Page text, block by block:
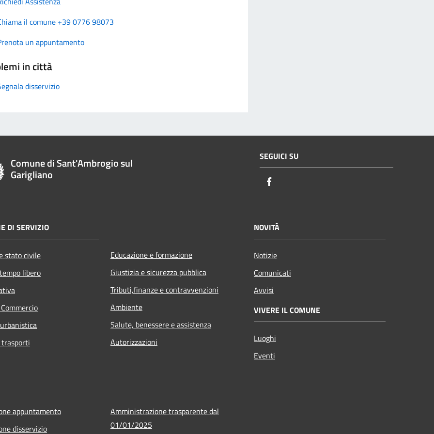
il comune +39 0776 98073
un appuntamento
in città
disservizio
Comune di Sant'Ambrogio sul
Garigliano
SEGUICI SU
DI SERVIZIO
stato civile
libero
Educazione e formazione
Giustizia e sicurezza pubblica
Tributi,finanze e contravvenzioni
Ambiente
Salute, benessere e assistenza
Autorizzazioni
NOVITÀ
Notizie
Comunicati
Avvisi
VIVERE IL COMUNE
Luoghi
Eventi
appuntamento
disservizio
Amministrazione trasparente dal
01/01/2025